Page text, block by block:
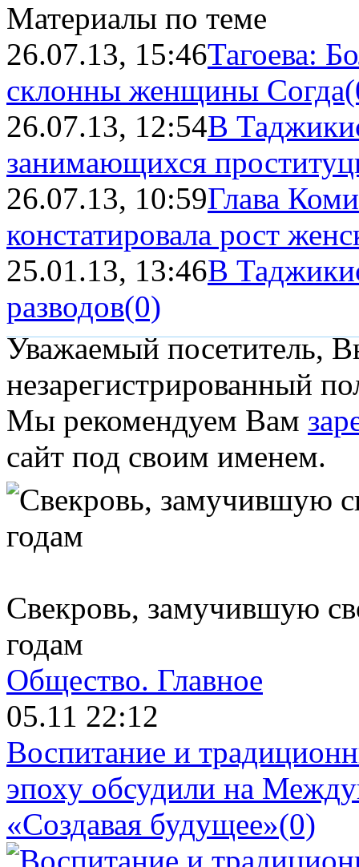
Материалы по теме
26.07.13, 15:46Тагоева:
склонны женщины Согда
26.07.13, 12:54В
занимающихся
26.07.13, 10:59Глава
констатировала рост
25.01.13, 13:46В
разводов(0)
Уважаемый посетитель,
незарегистрированный
Мы рекомендуем Вам
сайт под своим именем.
Свекровь, замучившую
годам
Общество. Главное
05.11 22:12
Воспитание и
эпоху обсудили на
«Создавая будущее»(0)